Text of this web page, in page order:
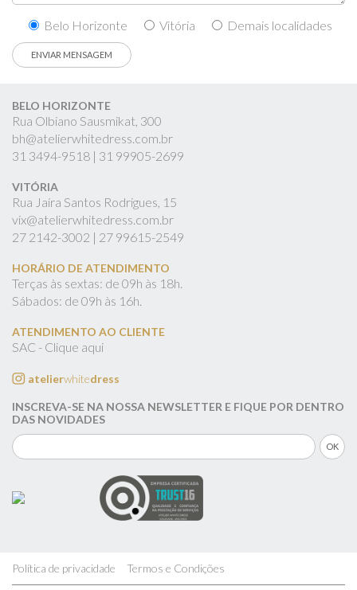
Belo Horizonte Vitória Demais localidades
BELO HORIZONTE
Rua Olbiano Sausmikat, 300
bh@atelierwhitedress.com.br
31 3494-9518 | 31 99905-2699
VITÓRIA
Rua Jaíra Santos Rodrigues, 15
vix@atelierwhitedress.com.br
27 2142-3002 | 27 99615-2549
HORÁRIO DE ATENDIMENTO
Terças às sextas: de 09h às 18h.
Sábados: de 09h às 16h.
ATENDIMENTO AO CLIENTE
SAC - Clique aqui
atelierwhitedress
INSCREVA-SE NA NOSSA NEWSLETTER E FIQUE POR DENTRO
DAS NOVIDADES
Política de privacidade Termos e Condições